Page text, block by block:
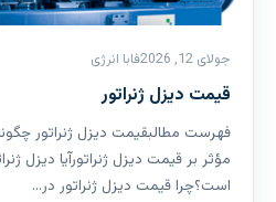
جولای 12, 2026 فابا انرژی
قیمت دیزل ژنراتور
فهرست مطالبقیمت دیزل ژنراتور
مؤثر بر قیمت دیزل ژنراتورآیا دیزل
است؟چرا قیمت دیزل ژنراتور در…